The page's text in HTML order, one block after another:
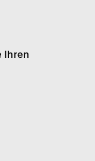
Ihren